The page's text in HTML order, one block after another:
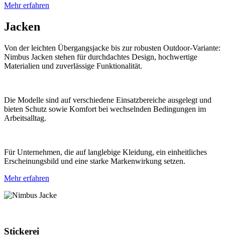
Mehr erfahren
Jacken
Von der leichten Übergangsjacke bis zur robusten Outdoor-Variante:
Nimbus Jacken stehen für durchdachtes Design, hochwertige
Materialien und zuverlässige Funktionalität.
Die Modelle sind auf verschiedene Einsatzbereiche ausgelegt und
bieten Schutz sowie Komfort bei wechselnden Bedingungen im
Arbeitsalltag.
Für Unternehmen, die auf langlebige Kleidung, ein einheitliches
Erscheinungsbild und eine starke Markenwirkung setzen.
Mehr erfahren
Stickerei